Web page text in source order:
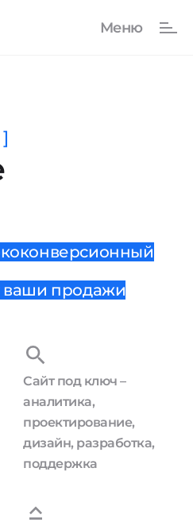
ваши продажи
Сайт под ключ –
аналитика,
проектирование,
дизайн, разработка,
поддержка